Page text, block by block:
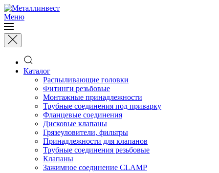
Меню
Каталог
Распыливающие головки
Фитинги резьбовые
Монтажные принадлежности
Трубные соединения под приварку
Фланцевые соединения
Дисковые клапаны
Грязеуловители, фильтры
Принадлежности для клапанов
Трубные соединения резьбовые
Клапаны
Зажимное соединение CLAMP